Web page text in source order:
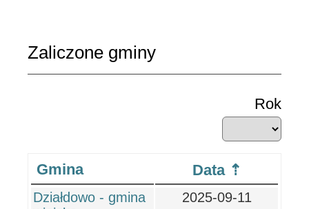
Zaliczone gminy
Rok
Gmina Data
Działdowo - gmina
2025-09-11